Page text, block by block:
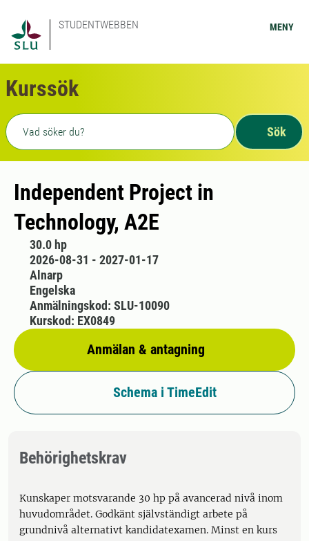
STUDENTWEBBEN MENY
Kurssök
Fritext sökning
Sök
Independent Project in
Technology, A2E
30.0 hp
2026-08-31 - 2027-01-17
Alnarp
Engelska
Anmälan & antagning
Anmälningskod: SLU-10090
Kurskod: EX0849
Schema i TimeEdit
Behörighetskrav
Kunskaper motsvarande 30 hp på avancerad nivå inom
huvudområdet. Godkänt självständigt arbete på
grundnivå alternativt kandidatexamen. Minst en kurs